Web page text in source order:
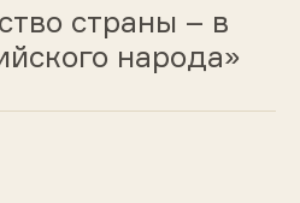
страны – в
народа»